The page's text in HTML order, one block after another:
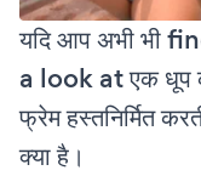
यदि आप अभी भी
a look at एक धूप
फ्रेम हस्तनिर्मित
क्या है।